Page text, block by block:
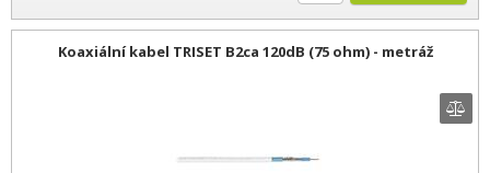
Koaxiální kabel TRISET B2ca 120dB (75 ohm) - metráž